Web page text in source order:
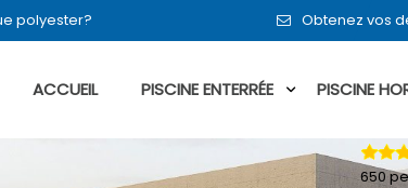
polyester? Obtenez vos
ACCUEIL PISCINE ENTERRÉE PISCINE
650